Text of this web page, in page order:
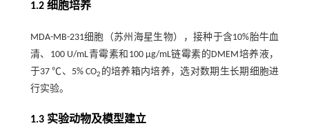
1.2 细胞培养
MDA-MB-231细胞（苏州海星生物），接种于含10%胎牛血
清、100 U/mL青霉素和100 μg/mL链霉素的DMEM培养液，
于37 ℃、5% CO2 的培养箱内培养，选对数期生长期细胞进
行实验。
1.3 实验动物及模型建立